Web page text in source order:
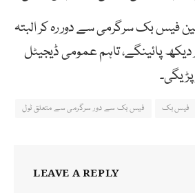
فیس بک سرگرمی سے دور رہ کر البتہ
دیکھ پائینگے، تاہم عمومی ڈیجیٹل
فیس بک
فیس بک سے دور سرگرمی سے متعلق ٹول
LEAVE A REPLY